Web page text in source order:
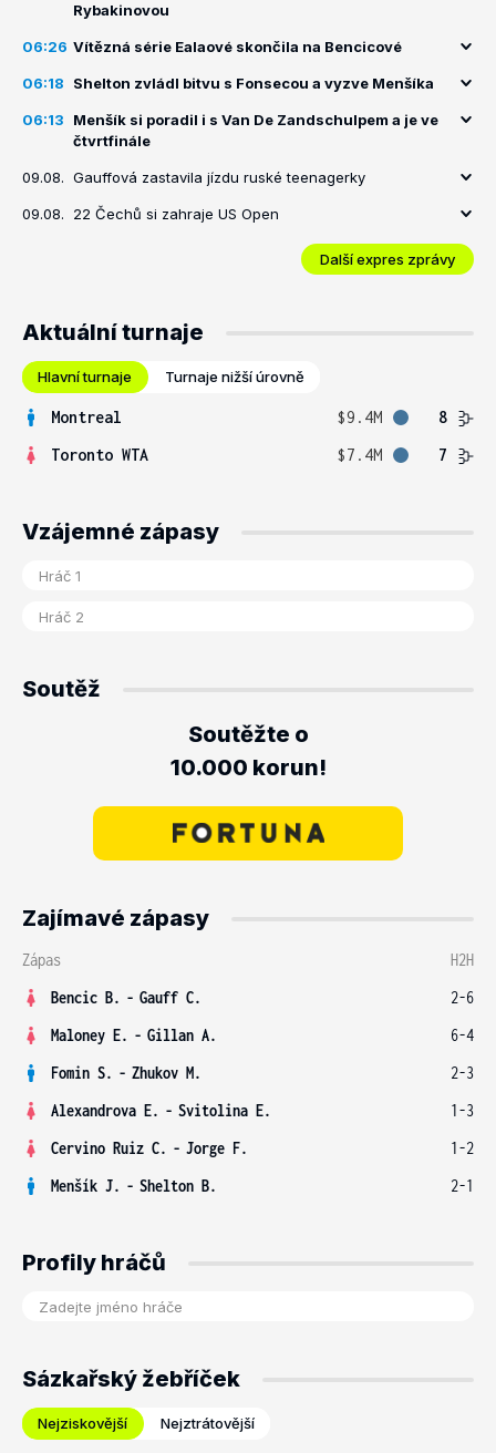
Rybakinovou
06:26 Vítězná série Ealaové skončila na Bencicové
06:18 Shelton zvládl bitvu s Fonsecou a vyzve Menšíka
06:13
Menšík si poradil i s Van De Zandschulpem a je ve
čtvrtfinále
09.08. Gauffová zastavila jízdu ruské teenagerky
09.08. 22 Čechů si zahraje US Open
Další expres zprávy
Aktuální turnaje
Hlavní turnaje Turnaje nižší úrovně
Montreal $9.4M
8
Toronto WTA
$7.4M 7
Vzájemné zápasy
Soutěž
Soutěžte o
10.000 korun!
Zajímavé zápasy
Zápas
H2H
Bencic B. - Gauff C.
2-6
Maloney E. - Gillan A.
6-4
Fomin S. - Zhukov M.
2-3
Alexandrova E. - Svitolina E.
1-3
Cervino Ruiz C. - Jorge F.
1-2
Menšík J. - Shelton B. 2-1
Profily hráčů
Sázkařský žebříček
Nejziskovější Nejztrátovější